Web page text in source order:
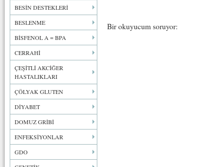
BESİN DESTEKLERİ
BESLENME
BİSFENOL A = BPA
CERRAHİ
ÇEŞİTLİ AKCİĞER
HASTALIKLARI
ÇÖLYAK GLUTEN
DİYABET
DOMUZ GRİBİ
ENFEKSİYONLAR
GDO
Bir okuyucum soruyor: